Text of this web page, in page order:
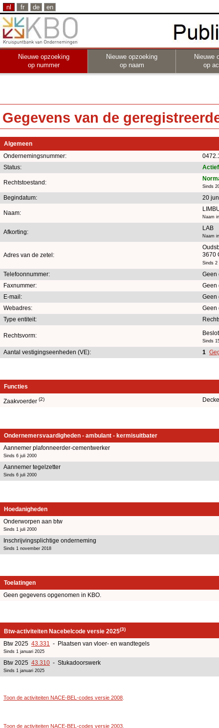
nl fr de en
Nieuwe opzoeking
op nummer
Nieuwe opzoeking
op naam
Nieuwe
op
Gegevens van de
Algemeen
Ondernemingsnummer:
Status:
Actief
Rechtstoestand:
Sinds
Begindatum: 20
Naam:
Naam
Afkorting:
LAB
Naam
Adres van de zetel:
3670
Sinds 2
Telefoonnummer:
Geen
Faxnummer:
Geen
E-mail:
Geen
Webadres:
Geen
Type entiteit:
Rechtsvorm:
Sinds
Aantal vestigingseenheden (VE): 1
Functies
Zaakvoerder (2)
Ondernemersvaardigheden - ambulant - kermisuitbater
Aannemer plafonneerder-cementwerker
Sinds 6 juli 2000
Aannemer tegelzetter
Sinds 6 juli 2000
Hoedanigheden
Onderworpen aan btw
Sinds 1 juli 2000
Inschrijvingsplichtige onderneming
Sinds 1 november 2018
Toelatingen
Geen gegevens opgenomen in KBO.
Btw-activiteiten Nacebelcode versie 2025(3)
Btw 2025 43.331 - Plaatsen van vloer- en wandtegels
Sinds 1 januari 2025
Btw 2025 43.310 - Stukadoorswerk
Sinds 1 januari 2025
Toon de activiteiten NACE-BEL-codes versie 2008
Toon de activiteiten NACE-BEL-codes versie 2003